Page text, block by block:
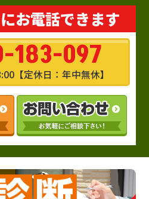
お電話できます
183-097
【定休日：年中無休】